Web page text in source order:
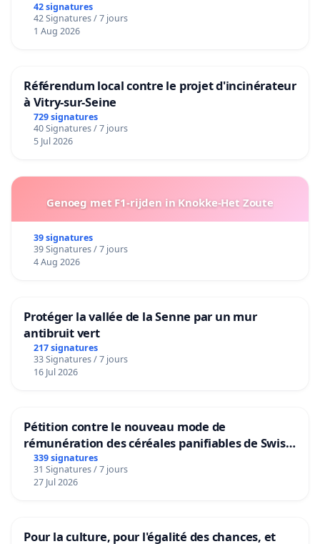
42 signatures
42 Signatures / 7 jours
1 Aug 2026
Référendum local contre le projet d'incinérateur
à Vitry-sur-Seine
729 signatures
40 Signatures / 7 jours
5 Jul 2026
Genoeg met F1-rijden in Knokke-Het Zoute
39 signatures
39 Signatures / 7 jours
4 Aug 2026
Protéger la vallée de la Senne par un mur
antibruit vert
217 signatures
33 Signatures / 7 jours
16 Jul 2026
Pétition contre le nouveau mode de
rémunération des céréales panifiables de Swiss
granum basé sur la teneur en protéines
339 signatures
31 Signatures / 7 jours
27 Jul 2026
Pour la culture, pour l'égalité des chances, et